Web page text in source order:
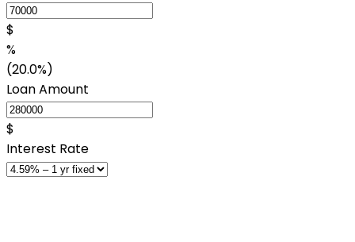
$
%
(20.0%)
Loan Amount
$
Interest Rate